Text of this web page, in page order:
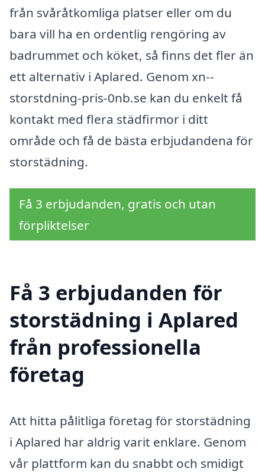
från svåråtkomliga platser eller om du
bara vill ha en ordentlig rengöring av
badrummet och köket, så finns det fler än
ett alternativ i Aplared. Genom xn--
storstdning-pris-0nb.se kan du enkelt få
kontakt med flera städfirmor i ditt
område och få de bästa erbjudandena för
storstädning.
Få 3 erbjudanden, gratis och utan
förpliktelser
Få 3 erbjudanden för
storstädning i Aplared
från professionella
företag
Att hitta pålitliga företag för storstädning
i Aplared har aldrig varit enklare. Genom
vår plattform kan du snabbt och smidigt